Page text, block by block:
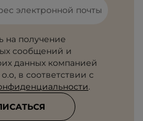
электронной почты
на получение
сообщений и
данных компанией
в соответствии с
.